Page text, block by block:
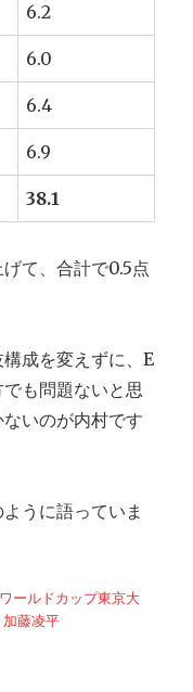
6.2
6.0
6.4
6.9
38.1
て、合計で0.5点
成を変えずに、E
も問題ないと思
いのが内村です
うに語っていま
ールドカップ東京大
加藤凌平